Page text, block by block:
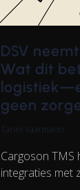
DSV
Wat dit
geen
Tanel Vaarmann
Cargoson TMS
integraties met